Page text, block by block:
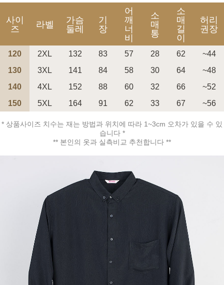
사이
즈
라벨
가슴
둘레
기
장
어
깨
너
비
소
매
통
소
매
길
이
허리
권장
120 2XL 132 83 57 28 62
~44
130
3XL 141 84 58 30 64
~48
140
4XL 152 88 60 32 66
~52
150
5XL 164 91 62 33 67 ~56
* 상품사이즈 치수는 재는 방법과 위치에 따라 1~3cm 오차가 있을 수 있
습니다 *
** 본인의 옷과 실측비교 추천합니다 **